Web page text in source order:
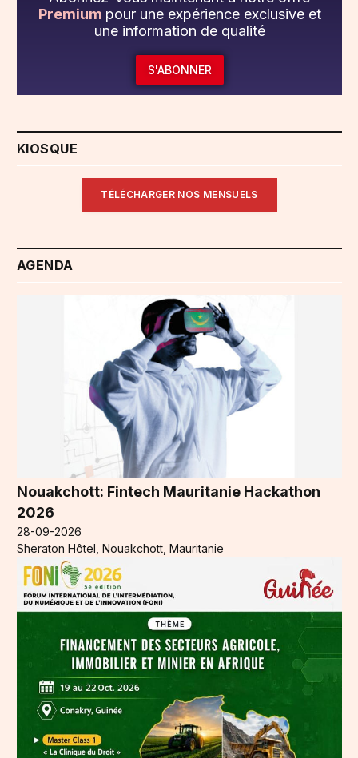
Premium pour une expérience exclusive et
une information de qualité
S'ABONNER
KIOSQUE
TÉLÉCHARGER NOS MENSUELS
AGENDA
Nouakchott: Fintech Mauritanie Hackathon
2026
28-09-2026
Sheraton Hôtel, Nouakchott, Mauritanie